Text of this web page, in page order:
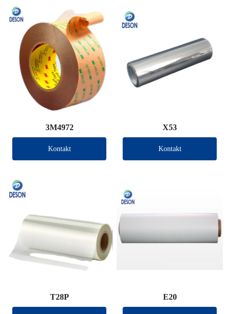
3M4972
Kontakt
X53
Kontakt
T28P E20